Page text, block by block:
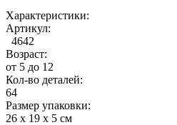
Характеристики:
Артикул:
4642
Возраст:
от 5 до 12
Кол-во деталей:
64
Размер упаковки:
26 х 19 х 5 см